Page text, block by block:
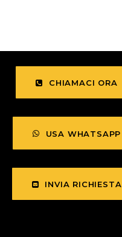
CHIAMACI ORA
USA WHATSAPP
INVIA RICHIESTA